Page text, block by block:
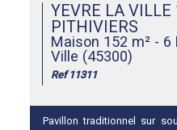
YEVRE LA
PITHIVIERS
Maison 152 m² - 6
Ville (45300)
Ref 11311
Pavillon traditionnel sur